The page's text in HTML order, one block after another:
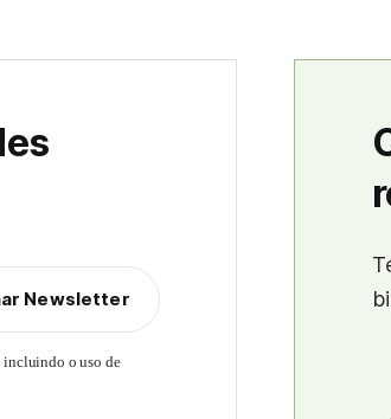
Newsletter
incluindo o uso de